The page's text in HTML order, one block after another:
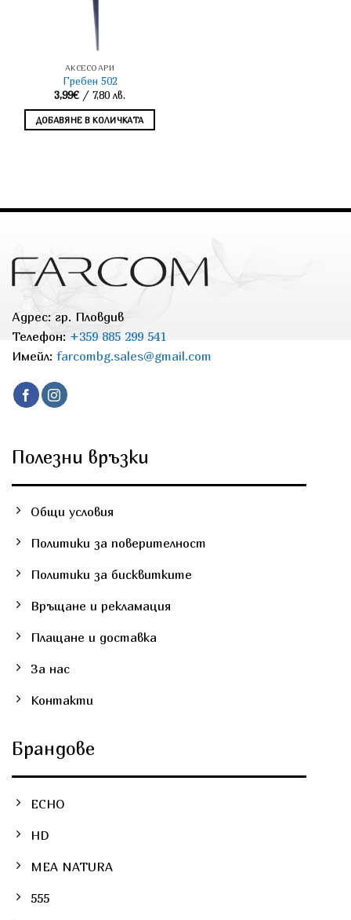
АКСЕСОАРИ
Гребен 502
3,99€ / 7,80 лв.
ДОБАВЯНЕ В КОЛИЧКАТА
Адрес: гр. Пловдив
Телефон: +359 885 299 541
Имейл: farcombg.sales@gmail.com
Полезни връзки
Общи условия
Политики за поверителност
Политики за бисквитките
Връщане и рекламация
Плащане и доставка
За нас
Контакти
Брандове
ECHO
HD
MEA NATURA
555